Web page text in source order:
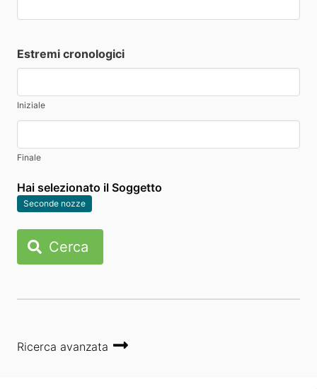
Estremi cronologici
Iniziale
Finale
Hai selezionato il Soggetto
Seconde nozze
Cerca
Ricerca avanzata